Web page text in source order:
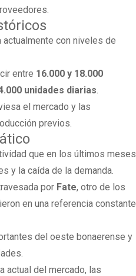
con niveles de
entre 16.000 y 18.000
unidades diarias.
el mercado y las
previos.
que en los últimos meses
y la caída de la demanda.
por Fate, otro de los
en una referencia constante
del oeste bonaerense y
actual del mercado, las